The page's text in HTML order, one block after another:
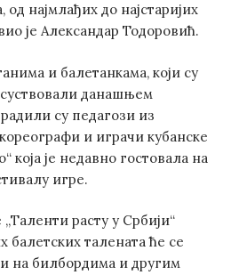
од најмлађих до најстаријих
је Александар Тодоровић.
и балетанкама, који су
данашњем
су педагози из
и играчи кубанске
која је недавно гостовала на
игре.
расту у Србији“
балетских талената ће се
на билбордима и другим